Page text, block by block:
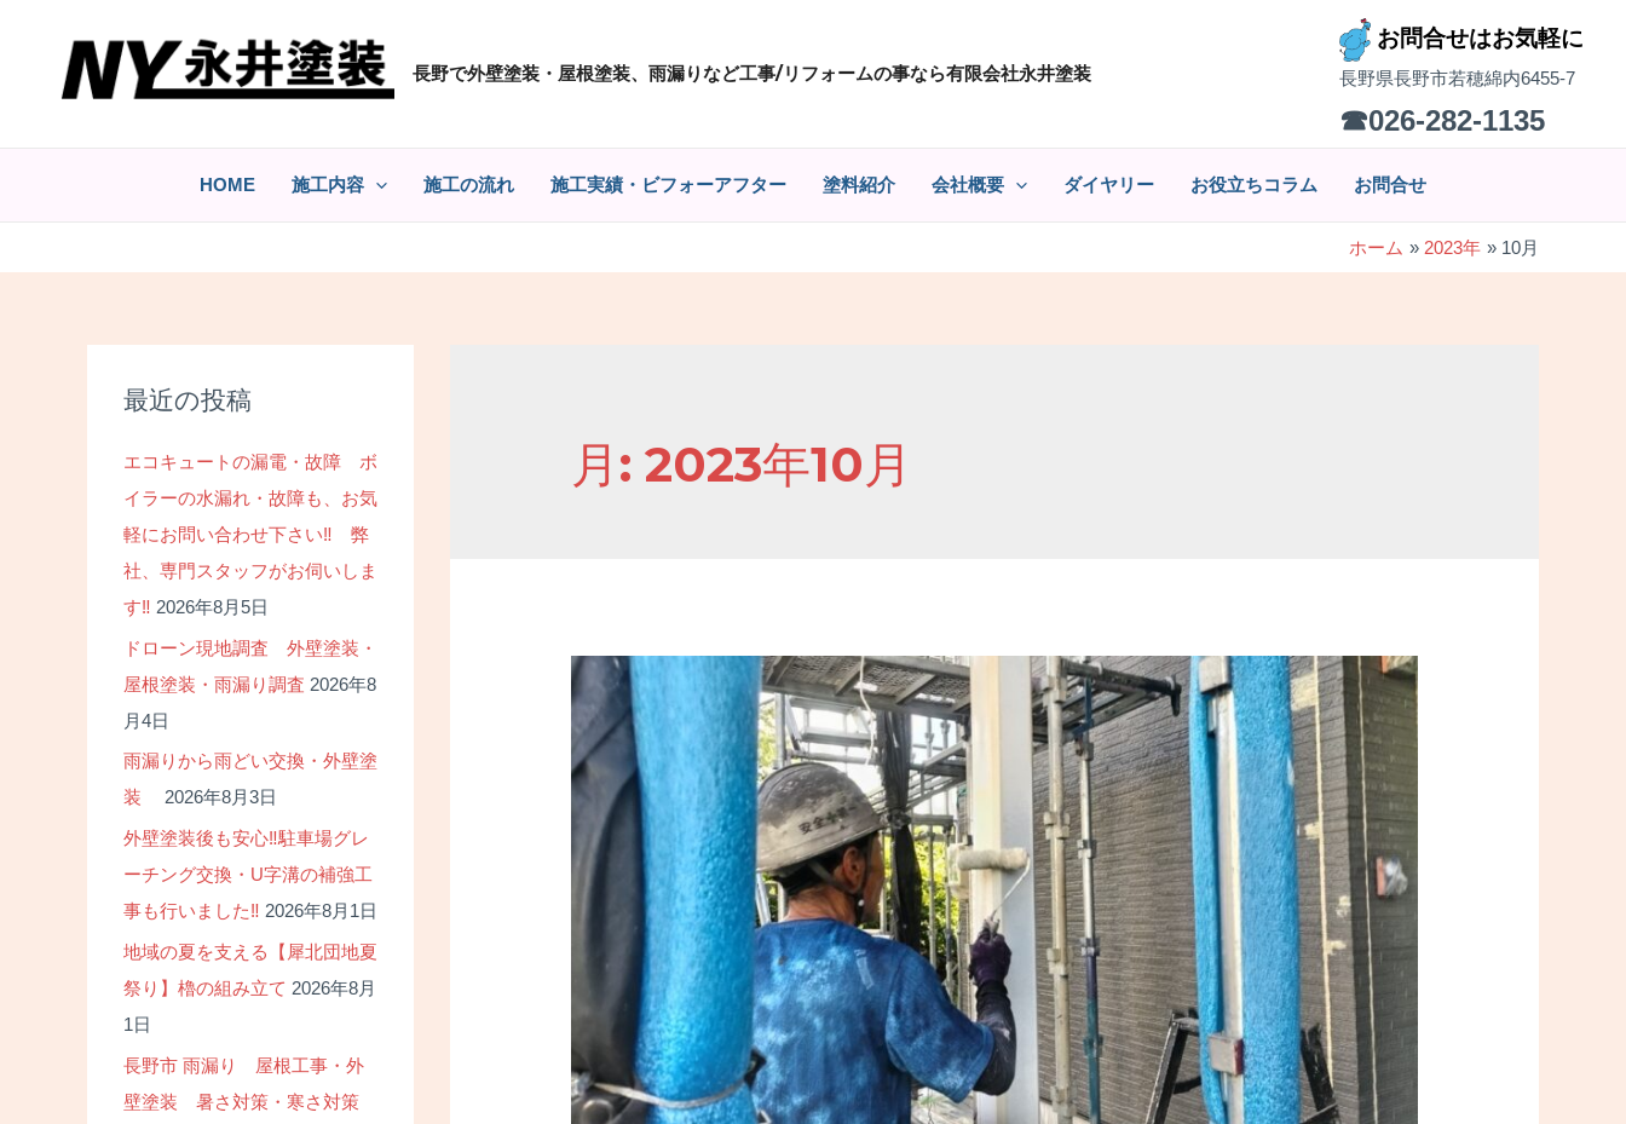
ッ
長野で外壁塗装・屋根塗装、雨漏りなど工事/リフォームの事なら有限会社永井塗装
お問合せはお気軽に
長野県長野市若穂綿内6455-7
☎026-282-1135
HOME 施工内容 施工の流れ 施工実績・ビフォーアフター 塗料紹介 会社概要 ダイヤリー お役立ちコラム お問合せ
ホーム 2023年 10月
最近の投稿
エコキュートの漏電・故障 ボ
イラーの水漏れ・故障も、お気
軽にお問い合わせ下さい‼ 弊
社、専門スタッフがお伺いしま
す‼ 2026年8月5日
ドローン現地調査 外壁塗装・
屋根塗装・雨漏り調査 2026年8
月4日
雨漏りから雨どい交換・外壁塗
装
2026年8月3日
外壁塗装後も安心‼駐車場グレ
ーチング交換・U字溝の補強工
事も行いました‼ 2026年8月1日
地域の夏を支える【犀北団地夏
祭り】櫓の組み立て 2026年8月
1日
長野市 雨漏り 屋根工事・外
壁塗装 暑さ対策・寒さ対策
月:2023年10月